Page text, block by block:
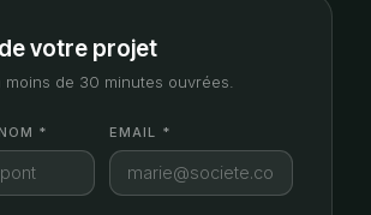
votre projet
moins de 30 minutes ouvrées.
* EMAIL *